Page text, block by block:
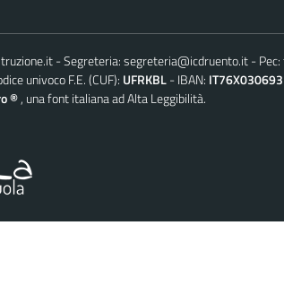
Segreteria:segreteria@icdruento.it Pec:
univoco F.E. (CUF): UFRKBL IBAN:
® , una font italiana ad Alta Leggibilità.